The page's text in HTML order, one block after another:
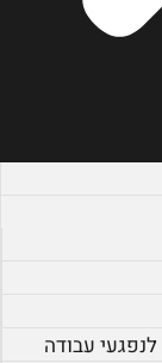
עבודה